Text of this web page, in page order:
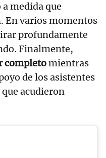
medida que
En varios momentos
profundamente
Finalmente,
completomientras
de los asistentes
acudieron